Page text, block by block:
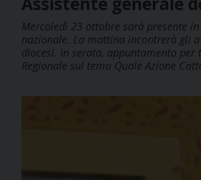
Mercoledì 23 ottobre sarà presente in
nazionale. La mattina incontrerà gli
diocesi. In serata, appuntamento
Regionale sul tema Quale Azione